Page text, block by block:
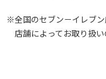
※全国のセブン－イレブ
店舗によってお取り扱